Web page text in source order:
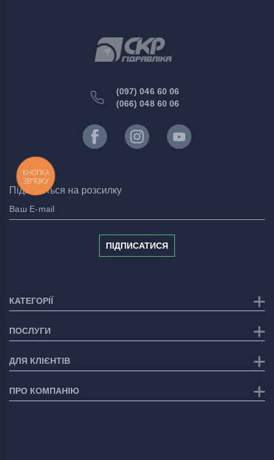
(097) 046 60 06
(066) 048 60 06
Підпишіться на розсилку
ПІДПИСАТИСЯ
КАТЕГОРІЇ
ПОСЛУГИ
ДЛЯ КЛІЄНТІВ
ПРО КОМПАНІЮ
КНОПКА
ЗВ'ЯЗКУ